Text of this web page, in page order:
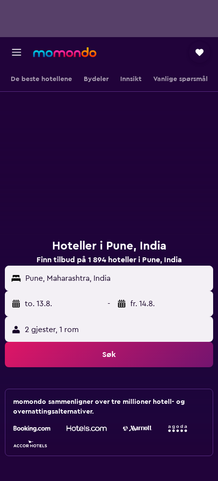
De beste hotellene Bydeler Innsikt Vanlige spørsmål
Hoteller i Pune, India
Finn tilbud på 1 894 hoteller i Pune, India
Pune, Maharashtra, India
to. 13.8. - fr. 14.8.
2 gjester, 1 rom
Søk
momondo sammenligner over tre millioner hotell- og
overnattingsalternativer.